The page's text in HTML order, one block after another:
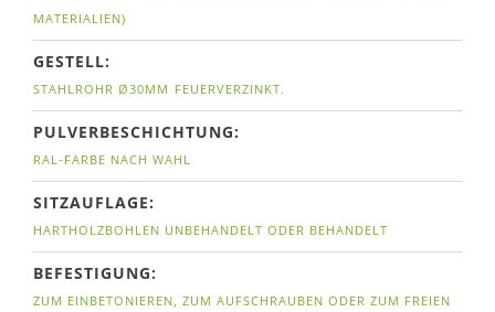
MATERIALIEN)
GESTELL:
STAHLROHR Ø30MM FEUERVERZINKT.
PULVERBESCHICHTUNG:
RAL-FARBE NACH WAHL
SITZAUFLAGE:
HARTHOLZBOHLEN UNBEHANDELT ODER BEHANDELT
BEFESTIGUNG:
ZUM EINBETONIEREN, ZUM AUFSCHRAUBEN ODER ZUM FREIEN